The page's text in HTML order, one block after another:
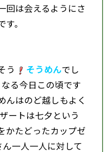
回は会えるようにさ
。
う そうめんでし
る今日この頃です
んはのど越しもよく
ートは七夕という
かたどったカップゼ
ん一人一人に対して